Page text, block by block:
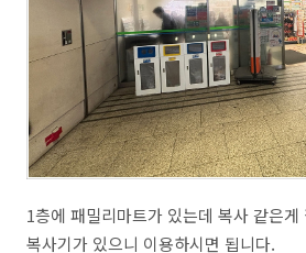
1층에 패밀리마트가 있는데 복사 같은
복사기가 있으니 이용하시면 됩니다.